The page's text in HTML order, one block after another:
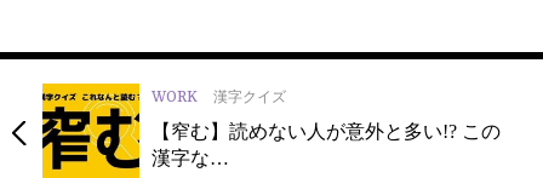
WORK 漢字クイズ
【窄む】読めない人が意外と多い!? この
漢字な…